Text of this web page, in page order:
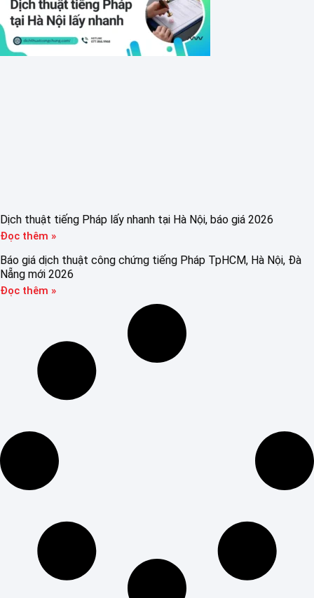
Dịch thuật tiếng Pháp lấy nhanh tại Hà Nội, báo giá 2026
Đọc thêm »
Báo giá dịch thuật công chứng tiếng Pháp TpHCM, Hà Nội, Đà
Nẵng mới 2026
Đọc thêm »